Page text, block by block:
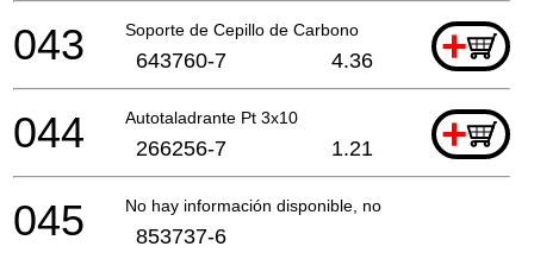
Soporte de Cepillo de Carbono +
043 643760-7 4.36
Autotaladrante Pt 3x10 +
044 266256-7 1.21
No hay información disponible, no se puede pedir
045 853737-6